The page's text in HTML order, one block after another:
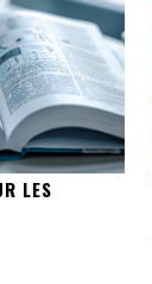
LES